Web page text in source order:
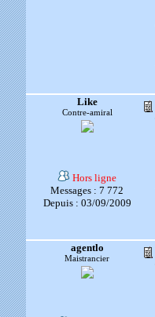
Like
Contre-amiral
Hors ligne
Messages : 7 772
Depuis : 03/09/2009
agentlo
Maistrancier